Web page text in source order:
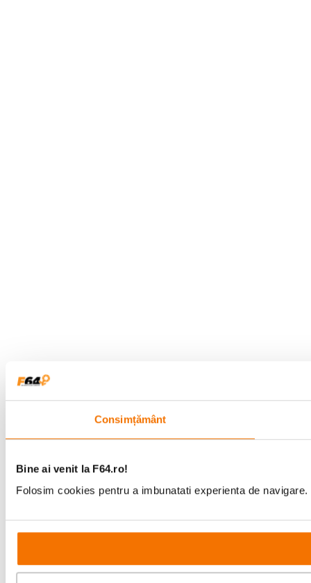
Consimțământ
Bine ai venit la F64.ro!
Folosim cookies pentru a imbunatati experienta de